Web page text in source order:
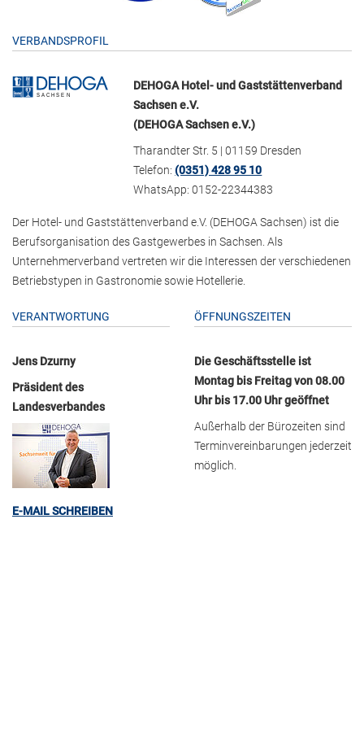
VERBANDSPROFIL
DEHOGA Hotel- und Gaststättenverband
Sachsen e.V.
(DEHOGA Sachsen e.V.)
Tharandter Str. 5 | 01159 Dresden
Telefon:(0351) 428 95 10
WhatsApp: 0152-22344383
Der Hotel- und Gaststättenverband e.V. (DEHOGA Sachsen) ist die
Berufsorganisation des Gastgewerbes in Sachsen. Als
Unternehmerverband vertreten wir die Interessen der verschiedenen
Betriebstypen in Gastronomie sowie Hotellerie.
VERANTWORTUNG
Jens Dzurny
Präsident des
Landesverbandes
E-MAIL SCHREIBEN
ÖFFNUNGSZEITEN
Die Geschäftsstelle ist
Montag bis Freitag von 08.00
Uhr bis 17.00 Uhr geöffnet
Außerhalb der Bürozeiten sind
Terminvereinbarungen jederzeit
möglich.